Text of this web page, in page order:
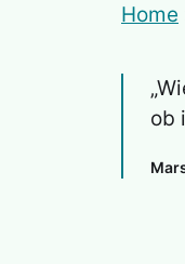
Home
ob